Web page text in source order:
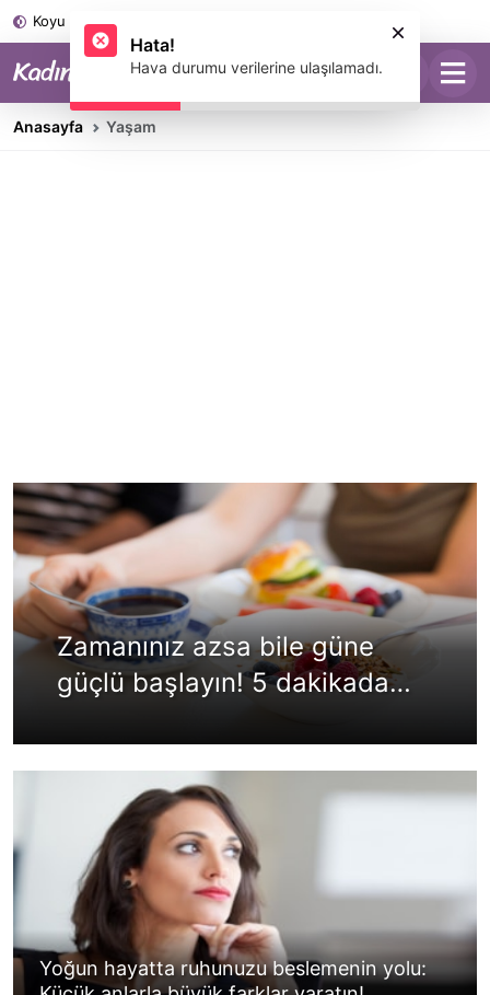
Koyu Mod
Anasayfa Yaşam
Zamanınız azsa bile güne
güçlü başlayın! 5 dakikada
Yoğun hayatta ruhunuzu beslemenin yolu:
Hata!
Hava durumu verilerine ulaşılamadı.